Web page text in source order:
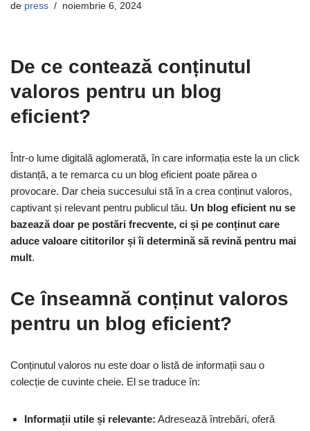
de press noiembrie 6, 2024
De ce contează conținutul
valoros pentru un blog
eficient?
Într-o lume digitală aglomerată, în care informația este la un click
distanță, a te remarca cu un blog eficient poate părea o
provocare. Dar cheia succesului stă în a crea conținut valoros,
captivant și relevant pentru publicul tău. Un blog eficient nu se
bazează doar pe postări frecvente, ci și pe conținut care
aduce valoare cititorilor și îi determină să revină pentru mai
mult.
Ce înseamnă conținut valoros
pentru un blog eficient?
Conținutul valoros nu este doar o listă de informații sau o
colecție de cuvinte cheie. El se traduce în:
Informații utile și relevante: Adresează întrebări, oferă